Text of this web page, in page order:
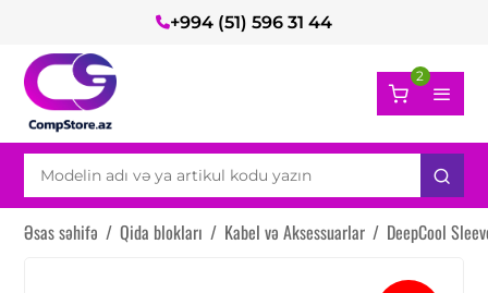
+994 (51) 596 31 44
2
Əsas səhifə / Qida blokları / Kabel və Aksessuarlar / DeepCool